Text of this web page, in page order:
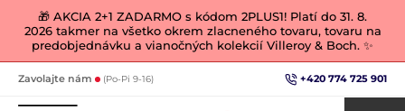
🎁 AKCIA 2+1 ZADARMO s kódom 2PLUS1! Platí do 31. 8.
2026 takmer na všetko okrem zlacneného tovaru, tovaru na
predobjednávku a vianočných kolekcií Villeroy & Boch. ✨
Zavolajte nám (Po-Pi 9-16) +420 774 725 901